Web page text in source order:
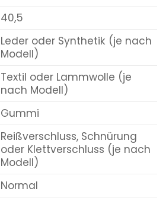
40,5
Leder oder Synthetik (je nach
Modell)
Textil oder Lammwolle (je
nach Modell)
Gummi
Reißverschluss, Schnürung
oder Klettverschluss (je nach
Modell)
Normal